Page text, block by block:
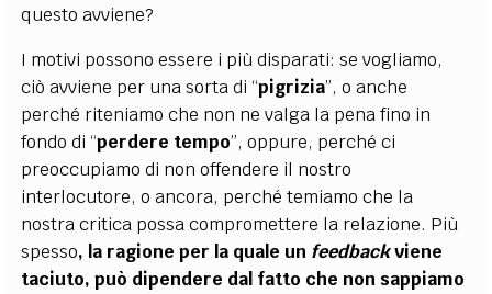
questo avviene?
I motivi possono essere i più disparati: se vogliamo,
ciò avviene per una sorta di “pigrizia”, o anche
perché riteniamo che non ne valga la pena fino in
fondo di “perdere tempo”, oppure, perché ci
preoccupiamo di non offendere il nostro
interlocutore, o ancora, perché temiamo che la
nostra critica possa compromettere la relazione. Più
spesso, la ragione per la quale un feedbackviene
taciuto, può dipendere dal fatto che non sappiamo